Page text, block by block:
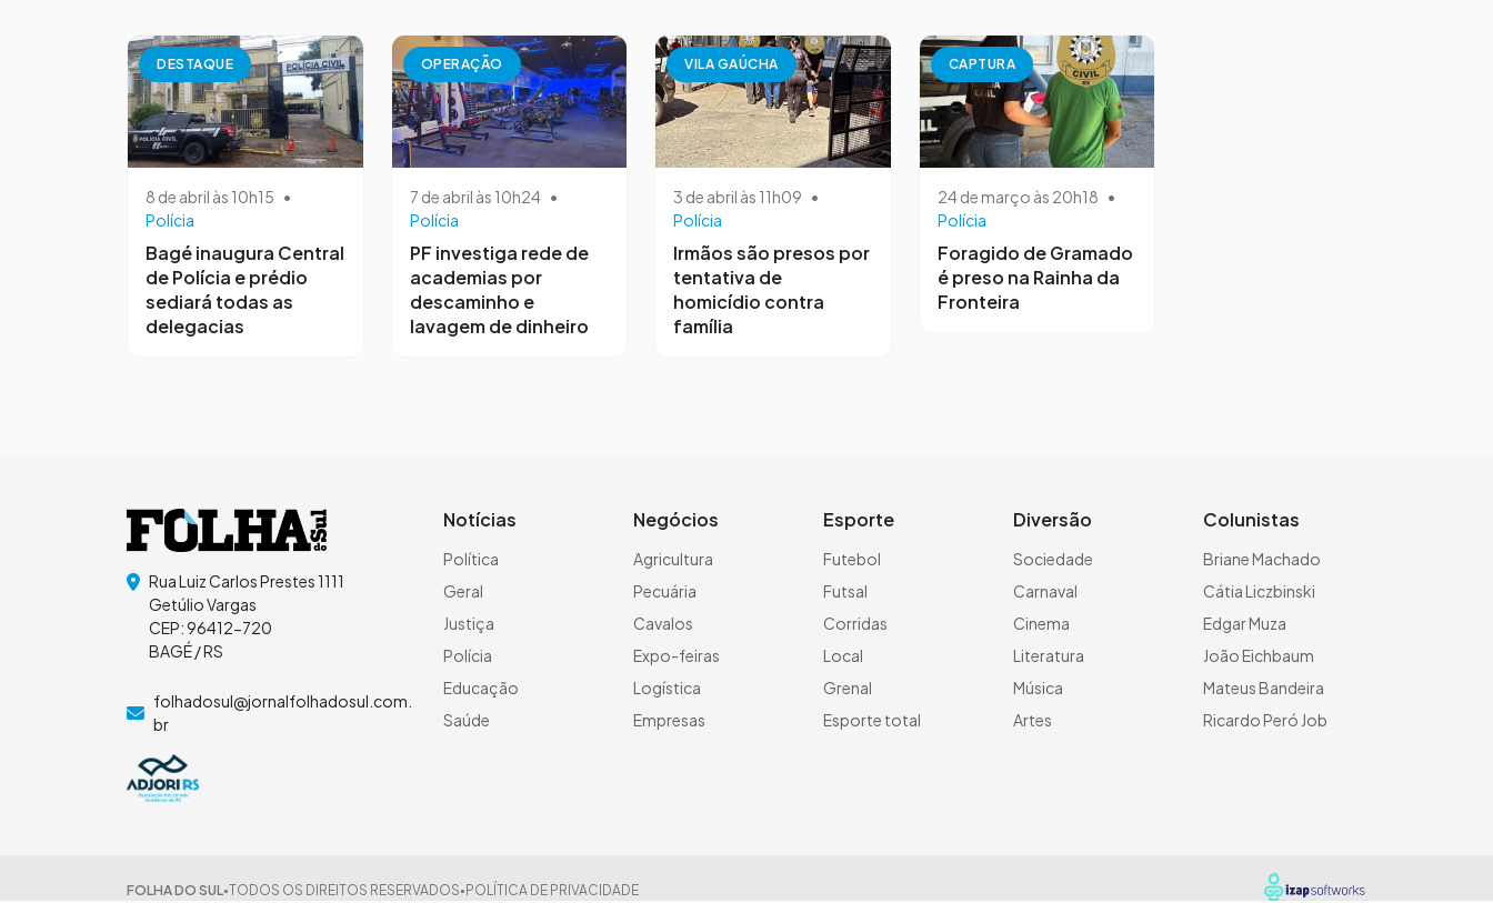
DESTAQUE
8 de abril às 10h15 •
Polícia
Bagé inaugura Central
de Polícia e prédio
sediará todas as
delegacias
OPERAÇÃO
7 de abril às 10h24 •
Polícia
PF investiga rede de
academias por
descaminho e
lavagem de dinheiro
VILA GAÚCHA
3 de abril às 11h09 •
Polícia
Irmãos são presos por
tentativa de
homicídio contra
família
CAPTURA
24 de março às 20h18 •
Polícia
Foragido de Gramado
é preso na Rainha da
Fronteira
Rua Luiz Carlos Prestes 1111
Getúlio Vargas
CEP: 96412-720
BAGÉ / RS
folhadosul@jornalfolhadosul.com.
br
Notícias
Política
Geral
Justiça
Polícia
Educação
Saúde
Negócios
Agricultura
Pecuária
Cavalos
Expo-feiras
Logística
Empresas
Esporte
Futebol
Futsal
Corridas
Local
Grenal
Esporte total
Diversão
Sociedade
Carnaval
Cinema
Literatura
Música
Artes
Colunistas
Briane Machado
Cátia Liczbinski
Edgar Muza
João Eichbaum
Mateus Bandeira
Ricardo Peró Job
FOLHA DO SUL●TODOS OS DIREITOS RESERVADOS● POLÍTICA DE PRIVACIDADE